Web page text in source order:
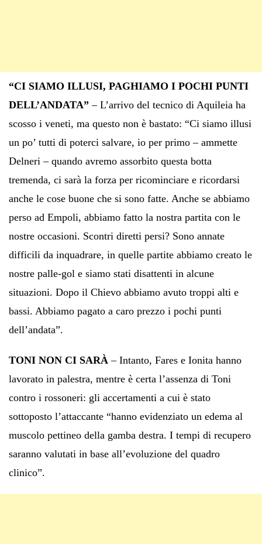
“CI SIAMO ILLUSI, PAGHIAMO I POCHI PUNTI
DELL’ANDATA” – L’arrivo del tecnico di Aquileia ha
scosso i veneti, ma questo non è bastato: “Ci siamo illusi
un po’ tutti di poterci salvare, io per primo – ammette
Delneri – quando avremo assorbito questa botta
tremenda, ci sarà la forza per ricominciare e ricordarsi
anche le cose buone che si sono fatte. Anche se abbiamo
perso ad Empoli, abbiamo fatto la nostra partita con le
nostre occasioni. Scontri diretti persi? Sono annate
difficili da inquadrare, in quelle partite abbiamo creato le
nostre palle-gol e siamo stati disattenti in alcune
situazioni. Dopo il Chievo abbiamo avuto troppi alti e
bassi. Abbiamo pagato a caro prezzo i pochi punti
dell’andata”.
TONI NON CI SARÀ – Intanto, Fares e Ionita hanno
lavorato in palestra, mentre è certa l’assenza di Toni
contro i rossoneri: gli accertamenti a cui è stato
sottoposto l’attaccante “hanno evidenziato un edema al
muscolo pettineo della gamba destra. I tempi di recupero
saranno valutati in base all’evoluzione del quadro
clinico”.